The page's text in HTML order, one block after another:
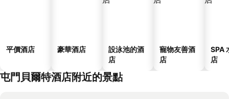
平價酒店 豪華酒店
設泳池的酒
店
寵物友善酒
店
SPA
店
屯門貝爾特酒店附近的景點